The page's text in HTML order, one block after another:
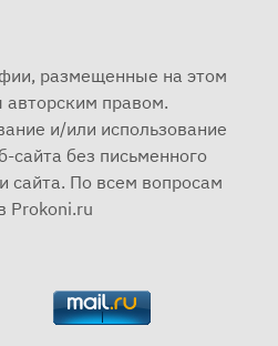
размещенные на этом
правом.
и/или использование
сайта без письменного
сайта. По всем вопросам
Prokoni.ru